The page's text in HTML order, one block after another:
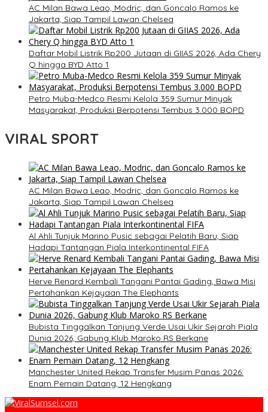
AC Milan Bawa Leao, Modric, dan Goncalo Ramos ke
Jakarta, Siap Tampil Lawan Chelsea
Daftar Mobil Listrik Rp200 Jutaan di GIIAS 2026, Ada Chery
Q hingga BYD Atto 1
Petro Muba-Medco Resmi Kelola 359 Sumur Minyak
Masyarakat, Produksi Berpotensi Tembus 3.000 BOPD
VIRAL SPORT
AC Milan Bawa Leao, Modric, dan Goncalo Ramos ke
Jakarta, Siap Tampil Lawan Chelsea
Al Ahli Tunjuk Marino Pusic sebagai Pelatih Baru, Siap
Hadapi Tantangan Piala Interkontinental FIFA
Herve Renard Kembali Tangani Pantai Gading, Bawa Misi
Pertahankan Kejayaan The Elephants
Bubista Tinggalkan Tanjung Verde Usai Ukir Sejarah Piala
Dunia 2026, Gabung Klub Maroko RS Berkane
Manchester United Rekap Transfer Musim Panas 2026:
Enam Pemain Datang, 12 Hengkang